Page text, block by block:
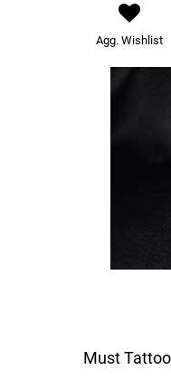
Agg. Wishlist
Must